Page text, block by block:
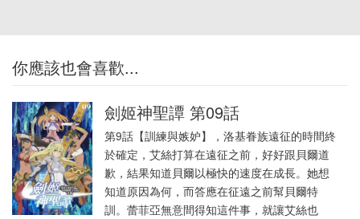
你應該也會喜歡...
劍姬神聖譚 第09話
第9話【訓練與嫉妒】，洛基眷族遠征的時間終
於確定，艾絲打算在遠征之前，好好跟貝爾道
歉，結果知道貝爾以極快的速度在成長。她想
知道原因為何，而答應在征遠之前幫貝爾特
訓。蕾菲亞無意間得知這件事，就讓艾絲也